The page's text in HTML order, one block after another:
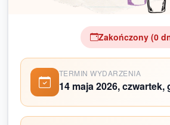
Zakończony (0
TERMIN WYDARZENIA
14 maja 2026, czwartek,